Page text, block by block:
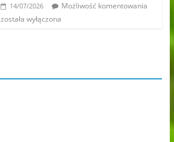
14/07/2026
Możliwość komentowania
została wyłączona